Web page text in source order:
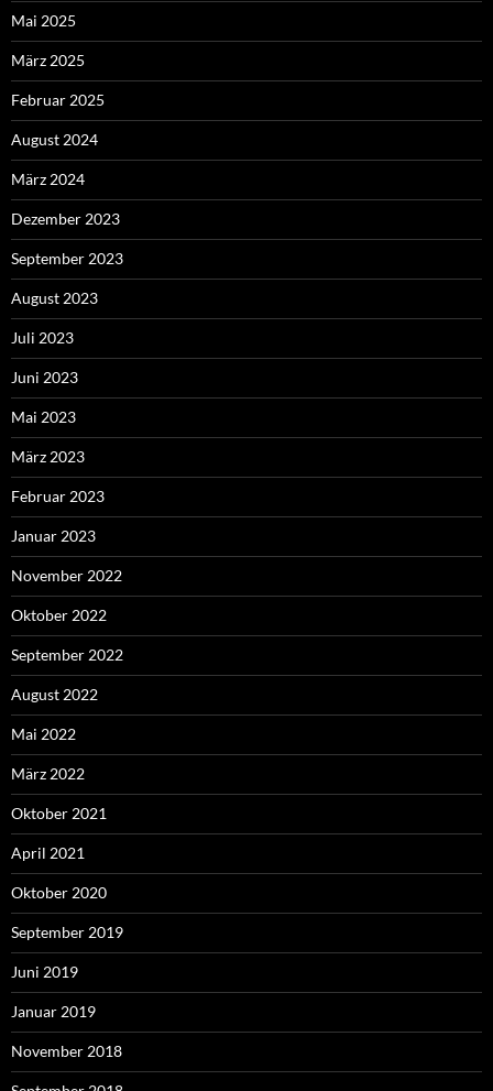
Mai 2025
März 2025
Februar 2025
August 2024
März 2024
Dezember 2023
September 2023
August 2023
Juli 2023
Juni 2023
Mai 2023
März 2023
Februar 2023
Januar 2023
November 2022
Oktober 2022
September 2022
August 2022
Mai 2022
März 2022
Oktober 2021
April 2021
Oktober 2020
September 2019
Juni 2019
Januar 2019
November 2018